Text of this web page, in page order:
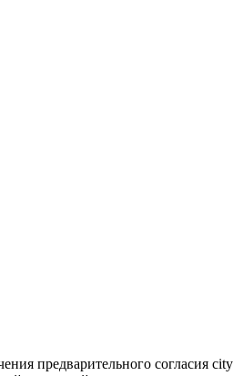
предварительного согласия